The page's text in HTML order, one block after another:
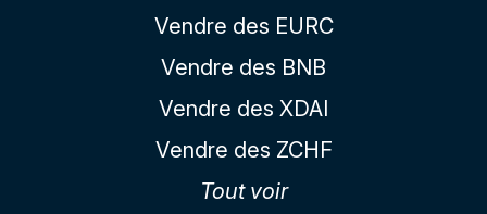
Vendre des EURC
Vendre des BNB
Vendre des XDAI
Vendre des ZCHF
Tout voir